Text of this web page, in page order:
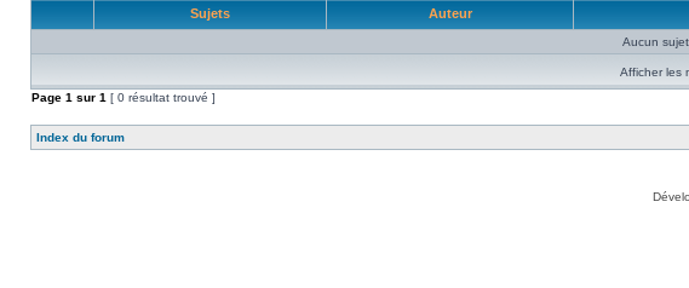
Sujets Auteur
Aucun
Afficher les
Page 1 sur 1 [ 0 résultat trouvé ]
Index du forum